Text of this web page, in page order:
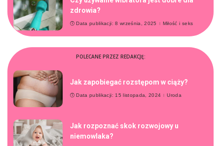
zdrowia?
Data publikacji: 8 września, 2025 Miłość i seks
POLECANE PRZEZ REDAKCJĘ:
Jak zapobiegać rozstępom w ciąży?
Data publikacji: 15 listopada, 2024 Uroda
Jak rozpoznać skok rozwojowy u
niemowlaka?